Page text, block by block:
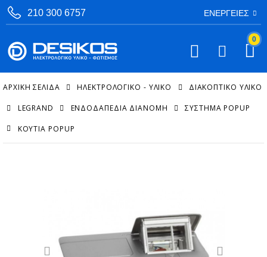
210 300 6757 ΕΝΈΡΓΕΙΕΣ
0
ΑΡΧΙΚΉ ΣΕΛΊΔΑ ΗΛΕΚΤΡΟΛΟΓΙΚΟ - ΥΛΙΚΟ ΔΙΑΚΟΠΤΙΚΌ ΥΛΙΚΌ
LEGRAND ΕΝΔΟΔΑΠΈΔΙΑ ΔΙΑΝΟΜΉ ΣΎΣΤΗΜΑ POPUP
ΚΟΥΤΙΆ POPUP